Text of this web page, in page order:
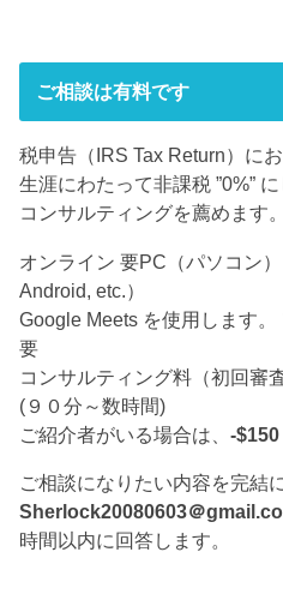
ご相談は有料です
税申告（IRS Tax Return）に
生涯にわたって非課税 ”0%”
コンサルティングを薦めます。
オンライン 要PC（パソコン
Android, etc.）
Google Meets を使用します
要
コンサルティング料（初回審
(９０分～数時間)
ご紹介者がいる場合は、-$150
ご相談になりたい内容を完結
Sherlock20080603＠
時間以内に回答します。